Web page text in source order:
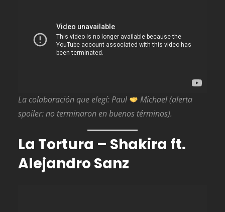
La colaboración que elegí: Paul
Michael (alerta
spoiler: no terminaron en buenos términos).
La Tortura – Shakira ft.
Alejandro Sanz